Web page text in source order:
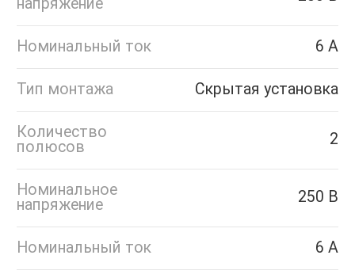
напряжение
Номинальный ток 6 А
Тип монтажа Скрытая установка
Количество
полюсов
2
Номинальное
напряжение
250 В
Номинальный ток 6 А